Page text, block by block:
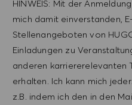
HINWEIS: Mit der
mich damit einverstanden,
Stellenangeboten von
Einladungen zu
anderen karriererelevanten
erhalten. Ich kann mich
z.B. indem ich den in den